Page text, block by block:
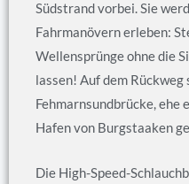
Südstrand vorbei. Sie
Fahrmanövern erleben:
Wellensprünge ohne die
lassen! Auf dem Rückweg
Fehmarnsundbrücke, ehe
Hafen von Burgstaaken
Die High-Speed-